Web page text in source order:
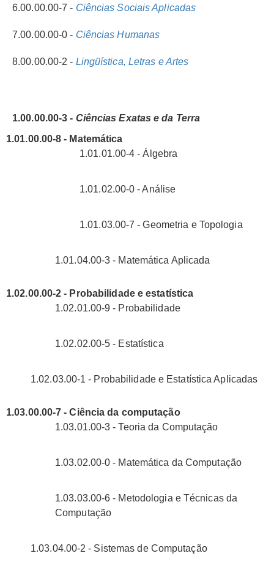
6.00.00.00-7 - Ciências Sociais Aplicadas
7.00.00.00-0 - Ciências Humanas
8.00.00.00-2 - Lingüística, Letras e Artes
1.00.00.00-3 - Ciências Exatas e da Terra
1.01.00.00-8 - Matemática
1.01.01.00-4 - Álgebra
1.01.02.00-0 - Análise
1.01.03.00-7 - Geometria e Topologia
1.01.04.00-3 - Matemática Aplicada
1.02.00.00-2 - Probabilidade e estatística
1.02.01.00-9 - Probabilidade
1.02.02.00-5 - Estatística
1.02.03.00-1 - Probabilidade e Estatística Aplicadas
1.03.00.00-7 - Ciência da computação
1.03.01.00-3 - Teoria da Computação
1.03.02.00-0 - Matemática da Computação
1.03.03.00-6 - Metodologia e Técnicas da
Computação
1.03.04.00-2 - Sistemas de Computação